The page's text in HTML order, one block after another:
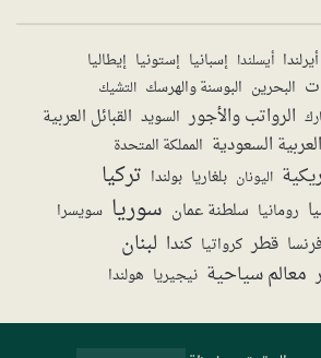
أيرلندا أيسلندا إسبانيا إستونيا إيطاليا
البحرين البوسنة والهرسك التشيك
الرواتب والأجور السويد القبائل العربية
السعودية المملكة المتحدة
اليونان بلغاريا بولندا تركيا
رومانيا سلطنة عمان سوريا سويسرا
فرنسا قطر كرواتيا كندا لبنان
معالم سياحية نيجيريا هولندا